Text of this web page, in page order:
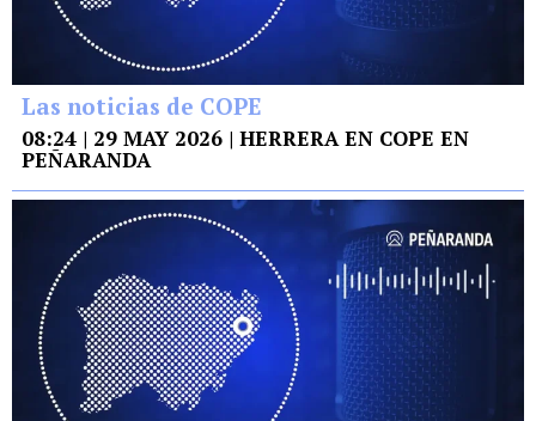
Las noticias de COPE
08:24 | 29 MAY 2026 | HERRERA EN COPE EN
PEÑARANDA